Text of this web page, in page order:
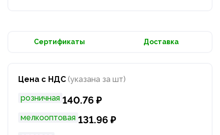
Сертификаты Доставка
Цена с НДС (указана за шт)
розничная 140.76 ₽
мелкооптовая 131.96 ₽